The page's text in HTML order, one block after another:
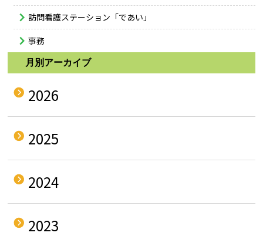
訪問看護ステーション「であい」
事務
月別アーカイブ
2026
2025
2024
2023